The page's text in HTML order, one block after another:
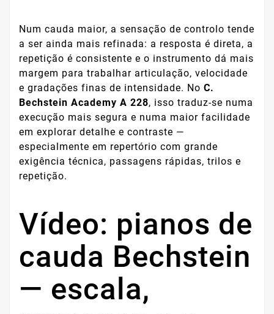
Num cauda maior, a sensação de controlo tende
a ser ainda mais refinada: a resposta é direta, a
repetição é consistente e o instrumento dá mais
margem para trabalhar articulação, velocidade
e gradações finas de intensidade. No C.
Bechstein Academy A 228, isso traduz-se numa
execução mais segura e numa maior facilidade
em explorar detalhe e contraste —
especialmente em repertório com grande
exigência técnica, passagens rápidas, trilos e
repetição.
Vídeo: pianos de
cauda Bechstein
— escala,